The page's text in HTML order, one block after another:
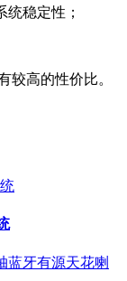
统稳定性；
较高的性价比。